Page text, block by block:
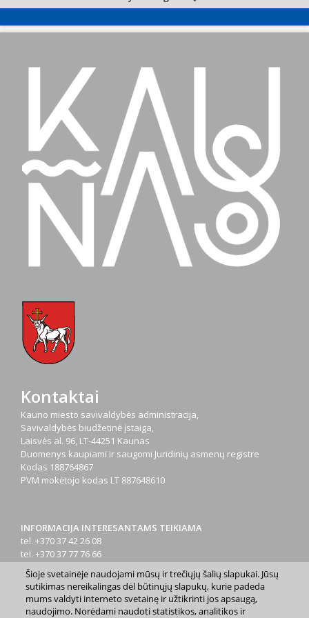
Kontaktai
Kauno miesto savivaldybės administracija,
Savivaldybės biudžetinė įstaiga,
Laisvės al. 96, LT-44251 Kaunas
Duomenys kaupiami ir saugomi Juridinių asmenų registre
Kodas 188764867
PVM mokėtojo kodas LT 887648610
INFORMACIJA INTERESANTAMS TEIKIAMA
tel. +370 37 42 26 08
tel. +370 37 77 76 66
tel. +370 660 07000
el. p.info@kaunas.lt
Šioje svetainėje naudojami mūsų ir trečiųjų šalių slapukai. Jūsų
sutikimas nereikalingas dėl būtinųjų slapukų, kurie padeda
mums valdyti interneto svetainę ir užtikrinti jos apsaugą,
naudojimo. Norėdami naudoti statistikos, analitikos ir